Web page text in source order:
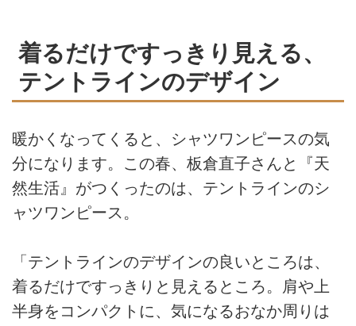
着るだけですっきり見える、
テントラインのデザイン
暖かくなってくると、シャツワンピースの気
分になります。この春、板倉直子さんと『天
然生活』がつくったのは、テントラインのシ
ャツワンピース。
「テントラインのデザインの良いところは、
着るだけですっきりと見えるところ。肩や上
半身をコンパクトに、気になるおなか周りは